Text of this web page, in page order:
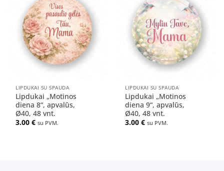
Pridėti
į norų
sąrašą
LIPDUKAI SU SPAUDA
Lipdukai „Motinos
diena 8“, apvalūs,
Ø40, 48 vnt.
3.00€ su PVM.
Pridėti
į norų
sąrašą
LIPDUKAI SU SPAUDA
Lipdukai „Motinos
diena 9“, apvalūs,
Ø40, 48 vnt.
3.00€ su PVM.